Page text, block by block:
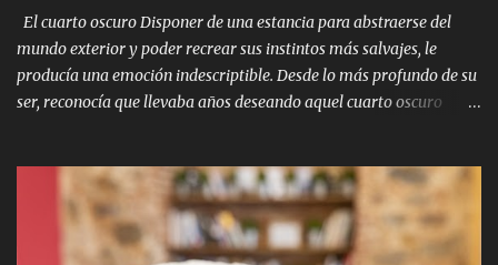
El cuarto oscuro Disponer de una estancia para abstraerse del
mundo exterior y poder recrear sus instintos más salvajes, le
producía una emoción indescriptible. Desde lo más profundo de su
ser, reconocía que llevaba años deseando aquel cuarto oscuro
persona rara, extrovertida, incluso en algunas ocasiones notaba
miradas de miedo y de desprecio. El miedo no sabía por qué, y el
desprecio posiblemente era por su forma de ser, de vestir, de decir